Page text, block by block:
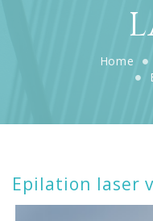
Home
Epilation laser